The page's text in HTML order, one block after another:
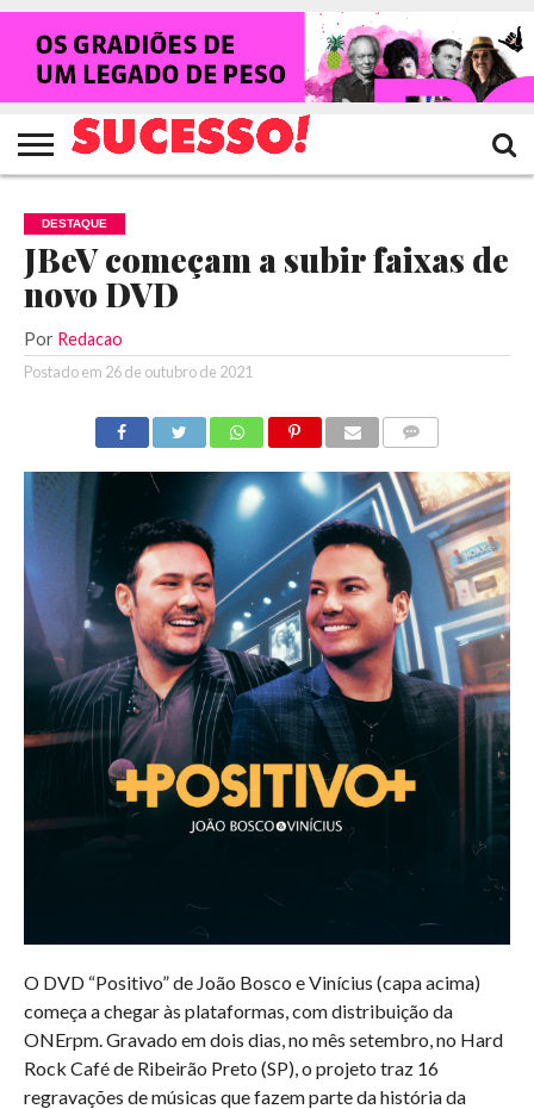
HOME
NOTÍCIAS
SHOWS
ENTREVISTAS
CLIQUES
RANKING
CROWLEY
TV
SUCESSO!
REVISTA
SUCESSO!
DESTAQUE
JBeV começam a subir faixas de
novo DVD
Por Redacao
Postado em 26 de outubro de 2021
O DVD “Positivo” de João Bosco e Vinícius (capa acima)
começa a chegar às plataformas, com distribuição da
ONErpm. Gravado em dois dias, no mês setembro, no Hard
Rock Café de Ribeirão Preto (SP), o projeto traz 16
regravações de músicas que fazem parte da história da